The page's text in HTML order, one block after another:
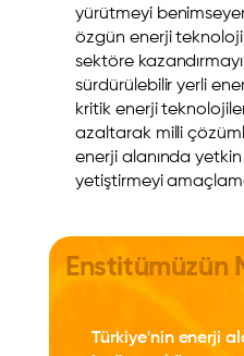
yürütmeyi
özgün enerji
sektöre
sürdürülebilir yerli
kritik enerji
azaltarak milli
enerji alanında yetkin
yetiştirmeyi
Enstitümüzün
Türkiye'nin enerji